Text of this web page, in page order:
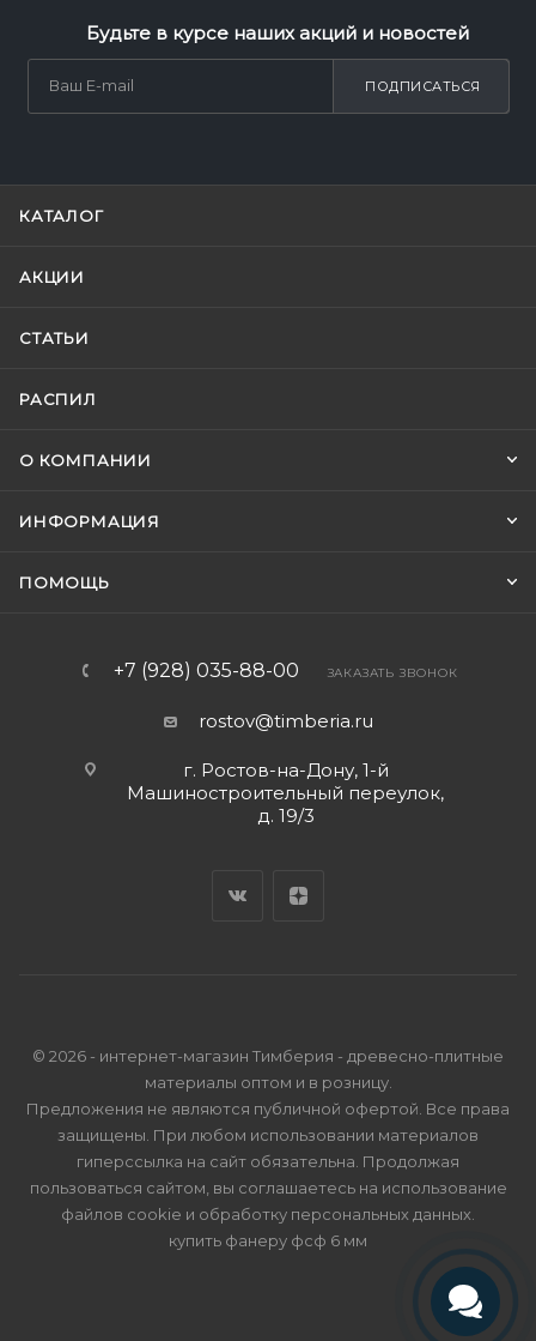
Будьте в курсе наших акций и новостей
ПОДПИСАТЬСЯ
КАТАЛОГ
АКЦИИ
СТАТЬИ
РАСПИЛ
О КОМПАНИИ
ИНФОРМАЦИЯ
ПОМОЩЬ
+7 (928) 035-88-00 ЗАКАЗАТЬ ЗВОНОК
rostov@timberia.ru
г. Ростов-на-Дону, 1-й
Машиностроительный переулок,
д. 19/3
© 2026 - интернет-магазин Тимберия - древесно-плитные
материалы оптом и в розницу.
Предложения не являются публичной офертой. Все права
защищены. При любом использовании материалов
гиперссылка на сайт обязательна. Продолжая
пользоваться сайтом, вы соглашаетесь на использование
файлов cookie и обработку персональных данных
купить фанеру фсф 6 мм